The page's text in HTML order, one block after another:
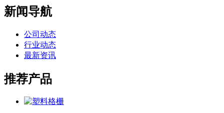
新闻导航
公司动态
行业动态
最新资讯
推荐产品